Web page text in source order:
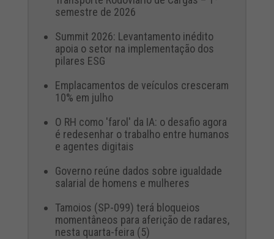
semestre de 2026
Summit 2026: Levantamento inédito
apoia o setor na implementação dos
pilares ESG
Emplacamentos de veículos cresceram
10% em julho
O RH como 'farol' da IA: o desafio agora
é redesenhar o trabalho entre humanos
e agentes digitais
Governo reúne dados sobre igualdade
salarial de homens e mulheres
Tamoios (SP-099) terá bloqueios
momentâneos para aferição de radares,
nesta quarta-feira (5)